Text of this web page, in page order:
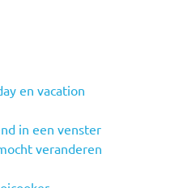
en vacation
in een venster
veranderen